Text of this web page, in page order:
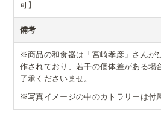
可】
備考
※商品の和食器は「宮崎孝彦」さんが
作されており、若干の個体差がある場
了承くださいませ。
※写真イメージの中のカトラリーは付